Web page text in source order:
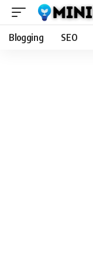
Blogging SEO